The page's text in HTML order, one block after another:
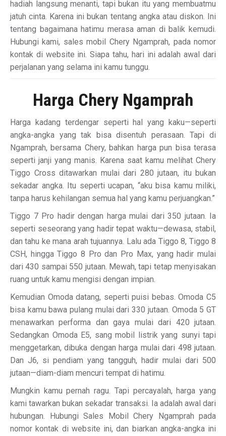
hadiah langsung menanti, tapi bukan itu yang membuatmu
jatuh cinta. Karena ini bukan tentang angka atau diskon. Ini
tentang bagaimana hatimu merasa aman di balik kemudi.
Hubungi kami, sales mobil Chery Ngamprah, pada nomor
kontak di website ini. Siapa tahu, hari ini adalah awal dari
perjalanan yang selama ini kamu tunggu.
Harga Chery Ngamprah
Harga kadang terdengar seperti hal yang kaku—seperti
angka-angka yang tak bisa disentuh perasaan. Tapi di
Ngamprah, bersama Chery, bahkan harga pun bisa terasa
seperti janji yang manis. Karena saat kamu melihat Chery
Tiggo Cross ditawarkan mulai dari 280 jutaan, itu bukan
sekadar angka. Itu seperti ucapan, “aku bisa kamu miliki,
tanpa harus kehilangan semua hal yang kamu perjuangkan.”
Tiggo 7 Pro hadir dengan harga mulai dari 350 jutaan. Ia
seperti seseorang yang hadir tepat waktu—dewasa, stabil,
dan tahu ke mana arah tujuannya. Lalu ada Tiggo 8, Tiggo 8
CSH, hingga Tiggo 8 Pro dan Pro Max, yang hadir mulai
dari 430 sampai 550 jutaan. Mewah, tapi tetap menyisakan
ruang untuk kamu mengisi dengan impian.
Kemudian Omoda datang, seperti puisi bebas. Omoda C5
bisa kamu bawa pulang mulai dari 330 jutaan. Omoda 5 GT
menawarkan performa dan gaya mulai dari 420 jutaan.
Sedangkan Omoda E5, sang mobil listrik yang sunyi tapi
menggetarkan, dibuka dengan harga mulai dari 498 jutaan.
Dan J6, si pendiam yang tangguh, hadir mulai dari 500
jutaan—diam-diam mencuri tempat di hatimu.
Mungkin kamu pernah ragu. Tapi percayalah, harga yang
kami tawarkan bukan sekadar transaksi. Ia adalah awal dari
hubungan. Hubungi Sales Mobil Chery Ngamprah pada
nomor kontak di website ini, dan biarkan angka-angka ini